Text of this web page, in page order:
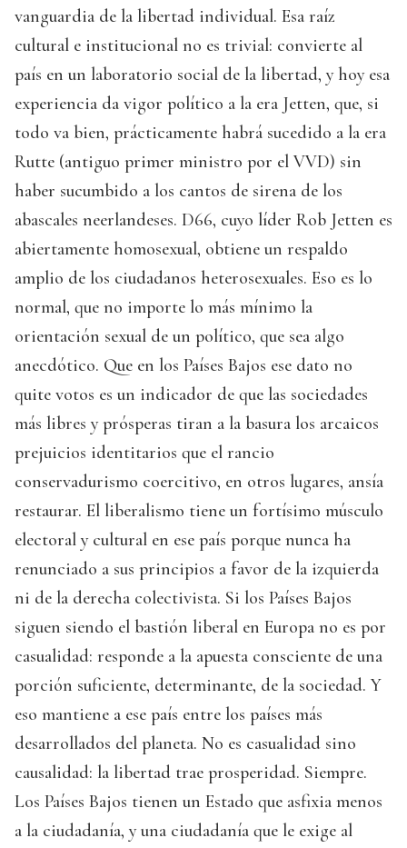
vanguardia de la libertad individual. Esa raíz
cultural e institucional no es trivial: convierte al
país en un laboratorio social de la libertad, y hoy esa
experiencia da vigor político a la era Jetten, que, si
todo va bien, prácticamente habrá sucedido a la era
Rutte (antiguo primer ministro por el VVD) sin
haber sucumbido a los cantos de sirena de los
abascales neerlandeses. D66, cuyo líder Rob Jetten es
abiertamente homosexual, obtiene un respaldo
amplio de los ciudadanos heterosexuales. Eso es lo
normal, que no importe lo más mínimo la
orientación sexual de un político, que sea algo
anecdótico. Que en los Países Bajos ese dato no
quite votos es un indicador de que las sociedades
más libres y prósperas tiran a la basura los arcaicos
prejuicios identitarios que el rancio
conservadurismo coercitivo, en otros lugares, ansía
restaurar. El liberalismo tiene un fortísimo músculo
electoral y cultural en ese país porque nunca ha
renunciado a sus principios a favor de la izquierda
ni de la derecha colectivista. Si los Países Bajos
siguen siendo el bastión liberal en Europa no es por
casualidad: responde a la apuesta consciente de una
porción suficiente, determinante, de la sociedad. Y
eso mantiene a ese país entre los países más
desarrollados del planeta. No es casualidad sino
causalidad: la libertad trae prosperidad. Siempre.
Los Países Bajos tienen un Estado que asfixia menos
a la ciudadanía, y una ciudadanía que le exige al